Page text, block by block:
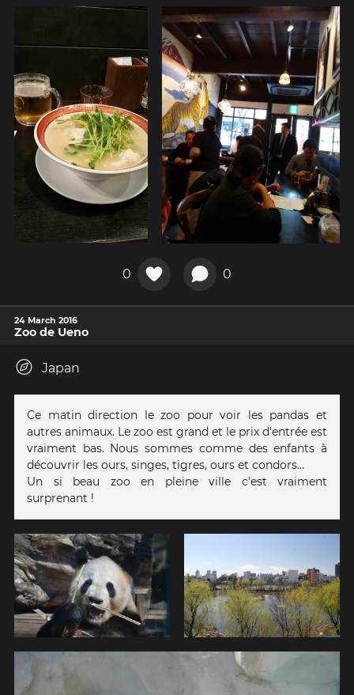
0 0
24 March 2016
Zoo de Ueno
Japan
Ce matin direction le zoo pour voir les pandas et
autres animaux. Le zoo est grand et le prix d'entrée est
vraiment bas. Nous sommes comme des enfants à
découvrir les ours, singes, tigres, ours et condors...
Un si beau zoo en pleine ville c'est vraiment
surprenant !